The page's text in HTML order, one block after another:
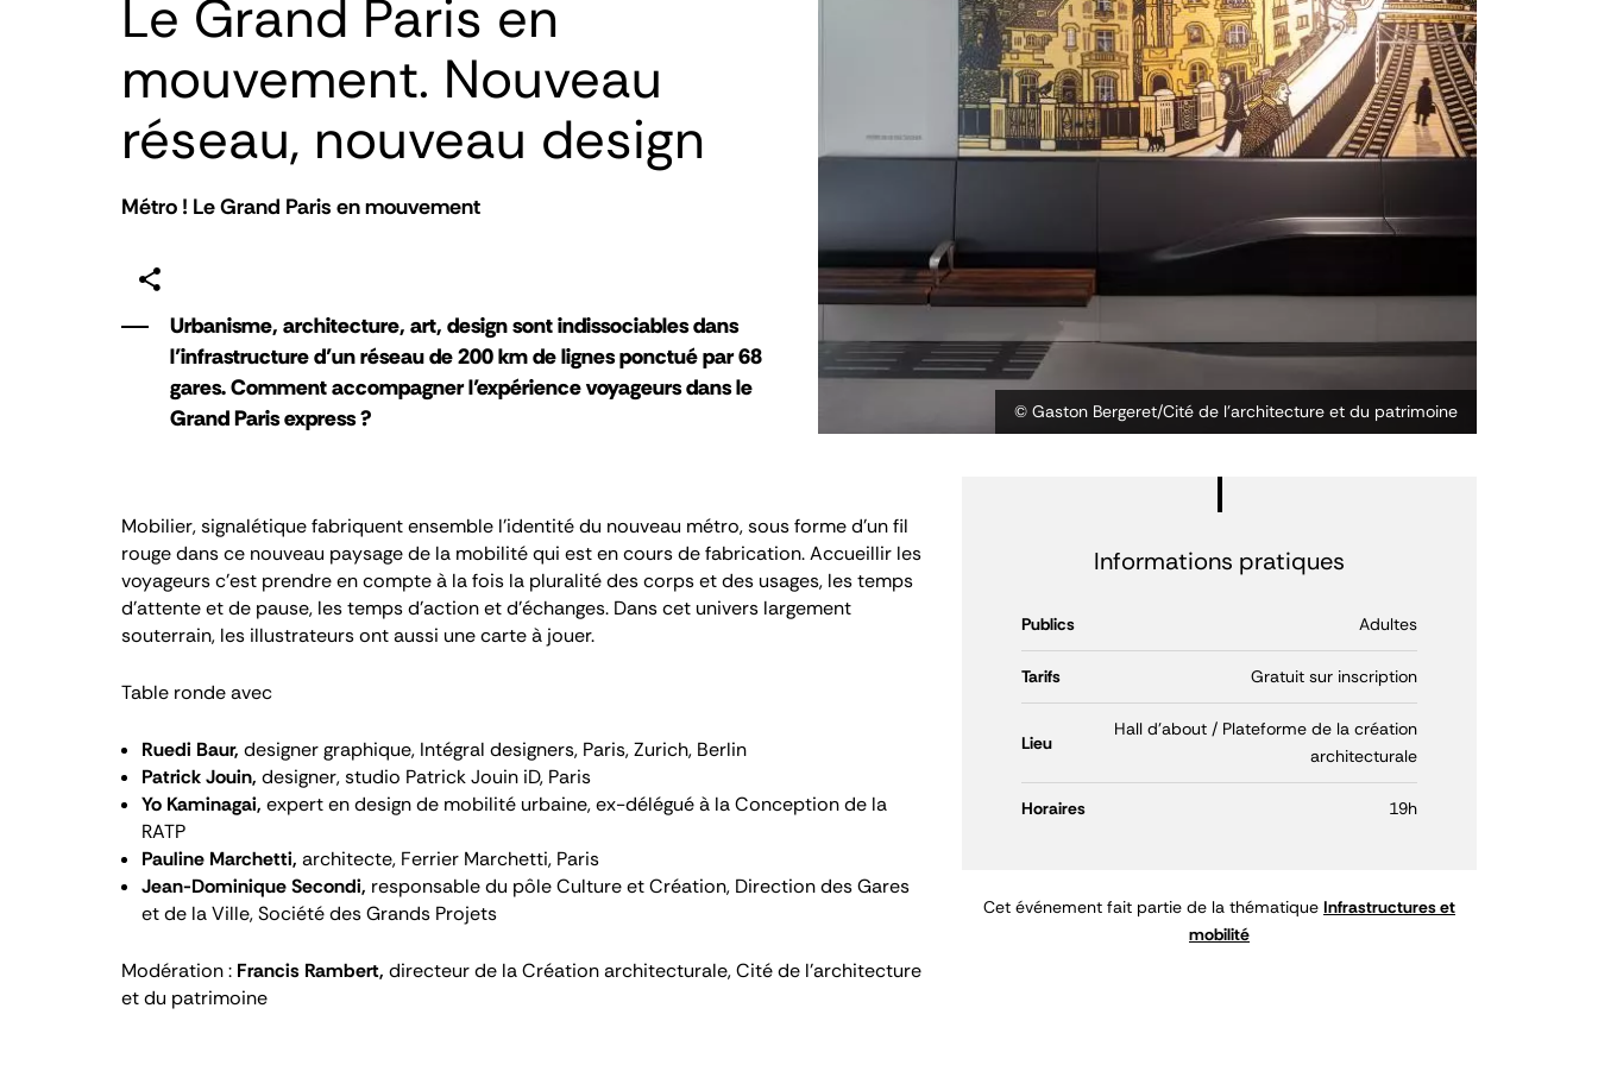
Le Grand Paris en
mouvement. Nouveau
réseau, nouveau design
Métro ! Le Grand Paris en mouvement
Urbanisme, architecture, art, design sont indissociables dans
l’infrastructure d’un réseau de 200 km de lignes ponctué par 68
gares. Comment accompagner l’expérience voyageurs dans le
Grand Paris express ?
© Gaston Bergeret/Cité de l’architecture et du patrimoine
Mobilier, signalétique fabriquent ensemble l’identité du nouveau métro, sous forme d’un fil
rouge dans ce nouveau paysage de la mobilité qui est en cours de fabrication. Accueillir les
voyageurs c’est prendre en compte à la fois la pluralité des corps et des usages, les temps
d’attente et de pause, les temps d’action et d’échanges. Dans cet univers largement
souterrain, les illustrateurs ont aussi une carte à jouer.
Table ronde avec
Ruedi Baur, designer graphique, Intégral designers, Paris, Zurich, Berlin
Patrick Jouin, designer, studio Patrick Jouin iD, Paris
Yo Kaminagai, expert en design de mobilité urbaine, ex-délégué à la Conception de la
RATP
Pauline Marchetti, architecte, Ferrier Marchetti, Paris
Jean-Dominique Secondi, responsable du pôle Culture et Création, Direction des Gares
et de la Ville, Société des Grands Projets
Modération : Francis Rambert, directeur de la Création architecturale, Cité de l’architecture
et du patrimoine
Informations pratiques
Publics Adultes
Tarifs Gratuit sur inscription
Lieu
Hall d'about / Plateforme de la création
architecturale
Horaires 19h
Cet événement fait partie de la thématique Infrastructures et
mobilité